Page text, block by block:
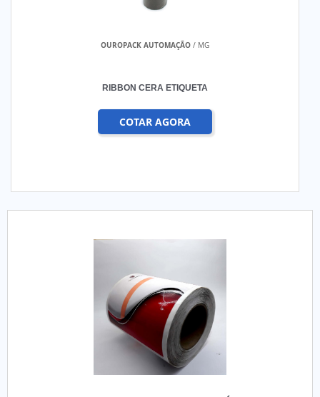
OUROPACK AUTOMAÇÃO / MG
RIBBON CERA ETIQUETA
COTAR AGORA